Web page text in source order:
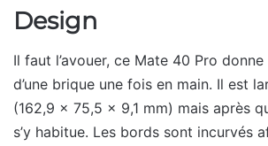
Design
Il faut l’avouer, ce Mate 40 Pro donne
d’une brique une fois en main. Il est
(162,9 x 75,5 x 9,1 mm) mais après
s’y habitue. Les bords sont incurvés